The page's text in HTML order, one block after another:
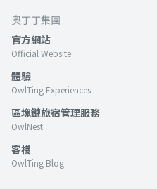
奧丁丁集團
官方網站
Official Website
體驗
OwlTing Experiences
區塊鏈旅宿管理服務
OwlNest
客棧
OwlTing Blog